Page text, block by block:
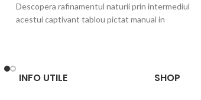
Descopera rafinamentul naturii prin intermediul
acestui captivant tablou pictat manual in
INFO UTILE SHOP